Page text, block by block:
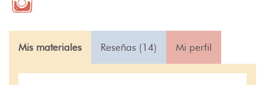
Mis materiales Reseñas (14) Mi perfil